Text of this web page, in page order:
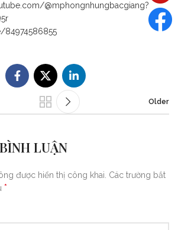
@mphongnhungbacgiang?
84974586855
Older
LUẬN
được hiển thị công khai. Các trường bắt
*